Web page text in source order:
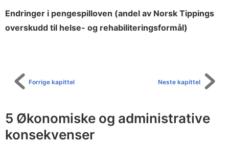
Endringer i pengespilloven (andel av Norsk Tippings
overskudd til helse- og rehabiliteringsformål)
Neste kapittel
Forrige kapittel
5 Økonomiske og administrative
konsekvenser